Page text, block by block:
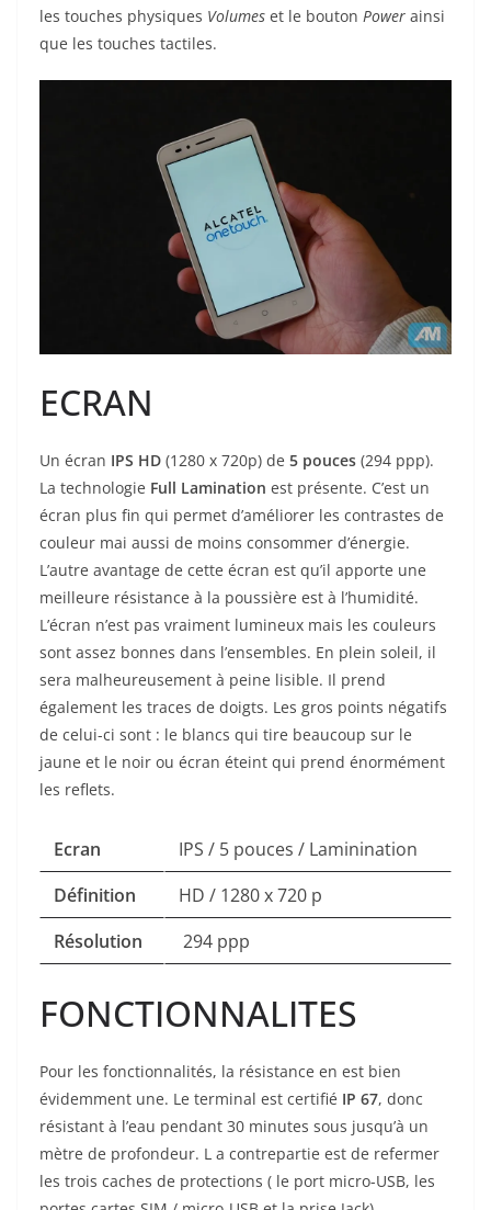
les touches physiques Volumes et le bouton Power ainsi
que les touches tactiles.
ECRAN
Un écran IPS HD (1280 x 720p) de 5 pouces (294 ppp).
La technologie Full Lamination est présente. C’est un
écran plus fin qui permet d’améliorer les contrastes de
couleur mai aussi de moins consommer d’énergie.
L’autre avantage de cette écran est qu’il apporte une
meilleure résistance à la poussière est à l’humidité.
L’écran n’est pas vraiment lumineux mais les couleurs
sont assez bonnes dans l’ensembles. En plein soleil, il
sera malheureusement à peine lisible. Il prend
également les traces de doigts. Les gros points négatifs
de celui-ci sont : le blancs qui tire beaucoup sur le
jaune et le noir ou écran éteint qui prend énormément
les reflets.
Ecran
IPS / 5 pouces / Laminination
Définition
HD / 1280 x 720 p
Résolution
294 ppp
FONCTIONNALITES
Pour les fonctionnalités, la résistance en est bien
évidemment une. Le terminal est certifié IP 67, donc
résistant à l’eau pendant 30 minutes sous jusqu’à un
mètre de profondeur. L a contrepartie est de refermer
les trois caches de protections ( le port micro-USB, les